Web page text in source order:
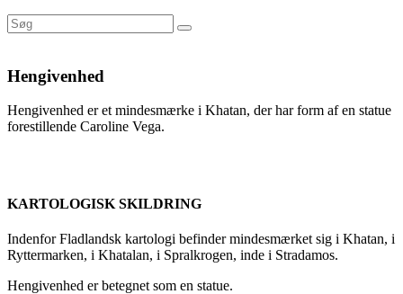
Hengivenhed
Hengivenhed er et mindesmærke i Khatan, der har form af en statue
forestillende Caroline Vega.
KARTOLOGISK SKILDRING
Indenfor Fladlandsk kartologi befinder mindesmærket sig i Khatan, i
Ryttermarken, i Khatalan, i Spralkrogen, inde i Stradamos.
Hengivenhed er betegnet som en statue.